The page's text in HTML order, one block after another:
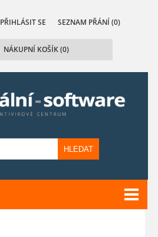
PŘIHLÁSIT SE SEZNAM PŘÁNÍ (0)
NÁKUPNÍ KOŠÍK(0)
HLEDAT